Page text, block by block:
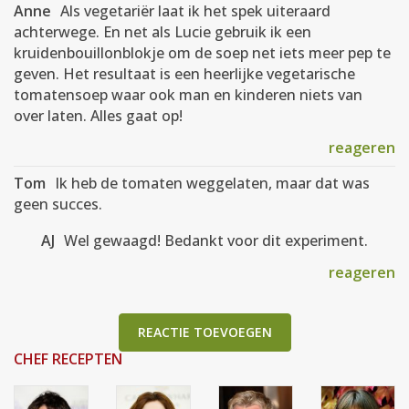
Anne Als vegetariër laat ik het spek uiteraard
achterwege. En net als Lucie gebruik ik een
kruidenbouillonblokje om de soep net iets meer pep te
geven. Het resultaat is een heerlijke vegetarische
tomatensoep waar ook man en kinderen niets van
over laten. Alles gaat op!
reageren
Tom Ik heb de tomaten weggelaten, maar dat was
geen succes.
AJ Wel gewaagd! Bedankt voor dit experiment.
reageren
REACTIE TOEVOEGEN
CHEF RECEPTEN